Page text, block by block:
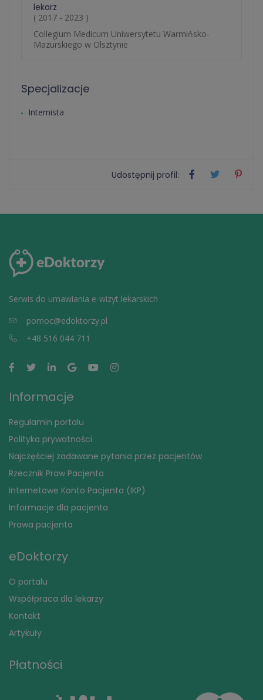
lekarz
( 2017 - 2023 )
Collegium Medicum Uniwersytetu Warmińsko-
Mazurskiego w Olsztynie
Specjalizacje
Internista
Udostępnij profil:
Serwis do umawiania e-wizyt lekarskich
pomoc@edoktorzy.pl
+48 516 044 711
Informacje
Regulamin portalu
Polityka prywatności
Najczęściej zadawane pytania przez pacjentów
Rzecznik Praw Pacjenta
Internetowe Konto Pacjenta (IKP)
Informacje dla pacjenta
Prawa pacjenta
eDoktorzy
O portalu
Współpraca dla lekarzy
Kontakt
Artykuły
Płatności